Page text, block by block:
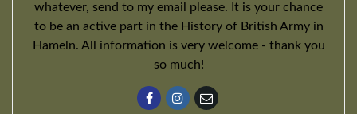
whatever, send to my email please. It is your chance
to be an active part in the History of British Army in
Hameln. All information is very welcome - thank you
so much!